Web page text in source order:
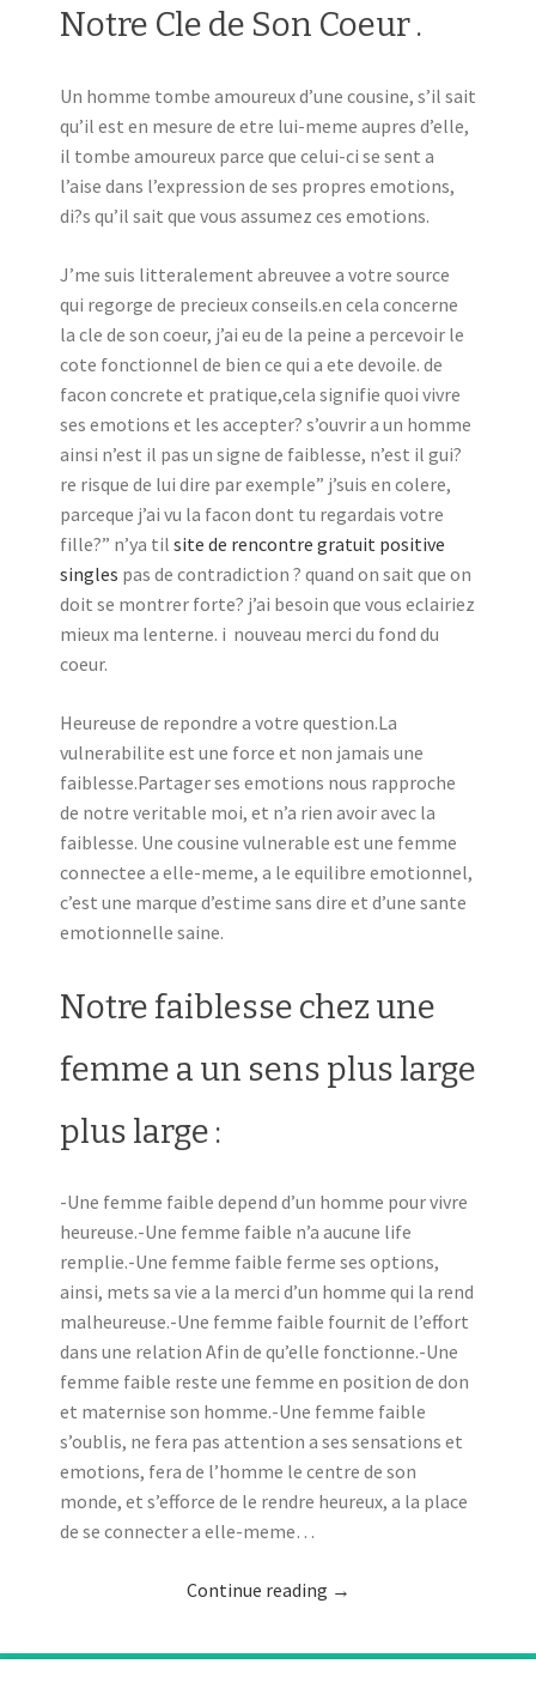
Notre Cle de Son Coeur .
Un homme tombe amoureux d’une cousine, s’il sait
qu’il est en mesure de etre lui-meme aupres d’elle,
il tombe amoureux parce que celui-ci se sent a
l’aise dans l’expression de ses propres emotions,
di?s qu’il sait que vous assumez ces emotions.
J’me suis litteralement abreuvee a votre source
qui regorge de precieux conseils.en cela concerne
la cle de son coeur, j’ai eu de la peine a percevoir le
cote fonctionnel de bien ce qui a ete devoile. de
facon concrete et pratique,cela signifie quoi vivre
ses emotions et les accepter? s’ouvrir a un homme
ainsi n’est il pas un signe de faiblesse, n’est il gui?
re risque de lui dire par exemple” j’suis en colere,
parceque j’ai vu la facon dont tu regardais votre
fille?” n’ya til site de rencontre gratuit positive
singles pas de contradiction ? quand on sait que on
doit se montrer forte? j’ai besoin que vous eclairiez
mieux ma lenterne. i nouveau merci du fond du
coeur.
Heureuse de repondre a votre question.La
vulnerabilite est une force et non jamais une
faiblesse.Partager ses emotions nous rapproche
de notre veritable moi, et n’a rien avoir avec la
faiblesse. Une cousine vulnerable est une femme
connectee a elle-meme, a le equilibre emotionnel,
c’est une marque d’estime sans dire et d’une sante
emotionnelle saine.
Notre faiblesse chez une
femme a un sens plus large
plus large :
-Une femme faible depend d’un homme pour vivre
heureuse.-Une femme faible n’a aucune life
remplie.-Une femme faible ferme ses options,
ainsi, mets sa vie a la merci d’un homme qui la rend
malheureuse.-Une femme faible fournit de l’effort
dans une relation Afin de qu’elle fonctionne.-Une
femme faible reste une femme en position de don
et maternise son homme.-Une femme faible
s’oublis, ne fera pas attention a ses sensations et
emotions, fera de l’homme le centre de son
monde, et s’efforce de le rendre heureux, a la place
de se connecter a elle-meme…
Continue reading →